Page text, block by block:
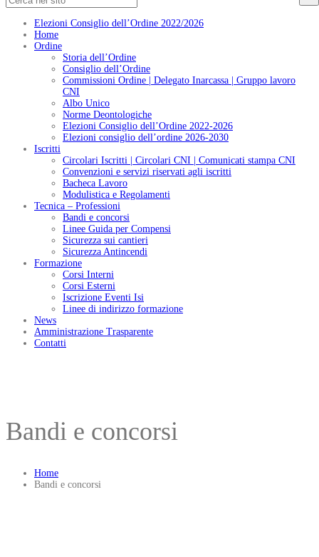
Elezioni Consiglio dell’Ordine 2022/2026
Home
Ordine
Storia dell’Ordine
Consiglio dell’Ordine
Commissioni Ordine | Delegato Inarcassa | Gruppo lavoro
CNI
Albo Unico
Norme Deontologiche
Elezioni Consiglio dell’Ordine 2022-2026
Elezioni consiglio dell’ordine 2026-2030
Iscritti
Circolari Iscritti | Circolari CNI | Comunicati stampa CNI
Convenzioni e servizi riservati agli iscritti
Bacheca Lavoro
Modulistica e Regolamenti
Tecnica – Professioni
Bandi e concorsi
Linee Guida per Compensi
Sicurezza sui cantieri
Sicurezza Antincendi
Formazione
Corsi Interni
Corsi Esterni
Iscrizione Eventi Isi
Linee di indirizzo formazione
News
Amministrazione Trasparente
Contatti
Bandi e concorsi
Home
Bandi e concorsi